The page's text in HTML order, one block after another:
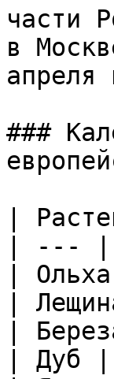
части
в
апреля
###
|
| ---
|
|
|
| Дуб